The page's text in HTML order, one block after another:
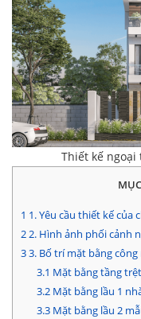
Thiết kế
1 1. Yêu cầu thiết kế của
22. Hình ảnh phối cảnh
33. Bố trí mặt bằng
3.1 Mặt bằng tầng
3.2Mặt bằng lầu 1
3.3Mặt bằng lầu 2